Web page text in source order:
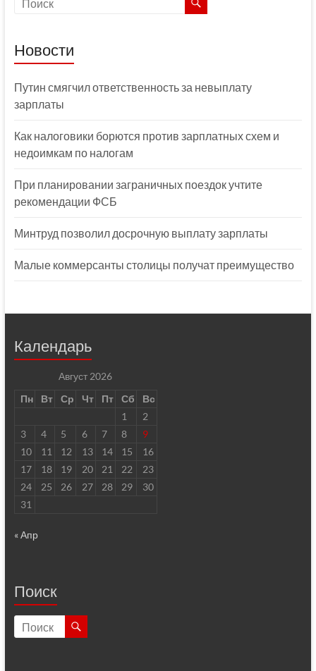
Новости
Путин смягчил ответственность за невыплату
зарплаты
Как налоговики борются против зарплатных схем и
недоимкам по налогам
При планировании заграничных поездок учтите
рекомендации ФСБ
Минтруд позволил досрочную выплату зарплаты
Малые коммерсанты столицы получат преимущество
Календарь
Август 2026
Пн
Вт Ср Чт Пт Сб
Вс
1
2
3
4 5 6 7 8
9
10
11 12 13 14 15
16
17
18 19 20 21 22
23
24
25 26 27 28 29
30
31
« Апр
Поиск